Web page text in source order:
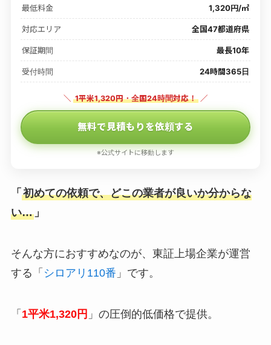
最低料金 1,320円/㎡
対応エリア 全国47都道府県
保証期間 最長10年
受付時間 24時間365日
＼ 1平米1,320円・全国24時間対応！ ／
無料で見積もりを依頼する
※公式サイトに移動します
「 初めての依頼で、どこの業者が良いか分からな
い…」
そんな方におすすめなのが、東証上場企業が運営
する「 シロアリ110番 」です。
「 1平米1,320円 」の圧倒的低価格で提供。